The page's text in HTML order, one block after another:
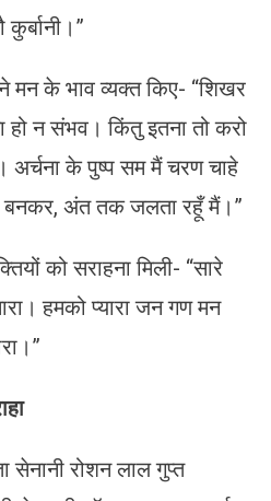
मन के भाव व्यक्त किए- “शिखर
हो न संभव। किंतु इतना तो करो
अर्चना के पुष्प सम मैं चरण चाहे
बनकर, अंत तक जलता रहूँ मैं।”
को सराहना मिली- “सारे
हमको प्यारा जन गण मन
सेनानी रोशन लाल गुप्त